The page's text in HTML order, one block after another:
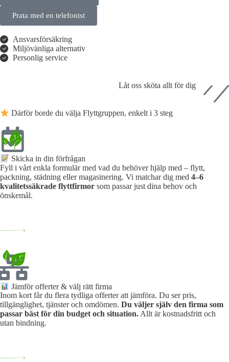
Prata med en telefonist
Ansvarsförsäkring
Miljövänliga alternativ
Personlig service
Låt oss sköta allt för dig
Därför borde du välja Flyttgruppen, enkelt i 3 steg
Skicka in din förfrågan
Fyll i vårt enkla formulär med vad du behöver hjälp med – flytt,
packning, städning eller magasinering. Vi matchar dig med 4–6
kvalitetssäkrade flyttfirmor som passar just dina behov och
önskemål.
Jämför offerter & välj rätt firma
Inom kort får du flera tydliga offerter att jämföra. Du ser pris,
tillgänglighet, tjänster och omdömen. Du väljer själv den firma som
passar bäst för din budget och situation. Allt är kostnadsfritt och
utan bindning.